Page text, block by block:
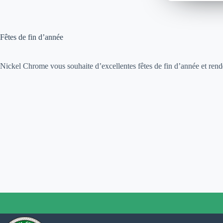
Fêtes de fin d’année
Nickel Chrome vous souhaite d’excellentes fêtes de fin d’année et